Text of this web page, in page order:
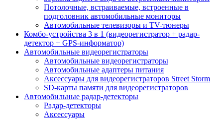
Потолочные, встраиваемые, встроенные в
подголовник автомобильные мониторы
Автомобильные телевизоры и TV-тюнеры
Комбо-устройства 3 в 1 (видеорегистратор + радар-
детектор + GPS-информатор)
Автомобильные видеорегистраторы
Автомобильные видеорегистраторы
Автомобильные адаптеры питания
Аксессуары для видеорегистраторов Street Storm
SD-карты памяти для видеорегистраторов
Автомобильные радар-детекторы
Радар-детекторы
Аксессуары